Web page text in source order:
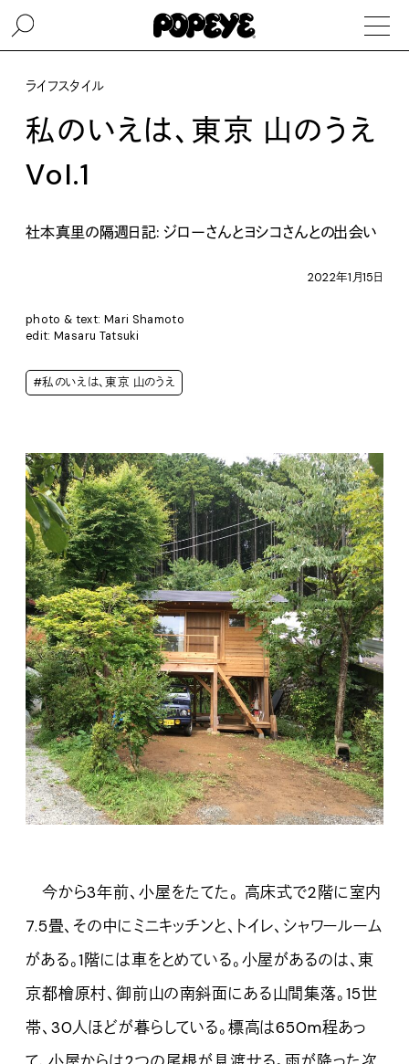
ライフスタイル
私のいえは、東京 山のうえ
Vol.1
社本真里の隔週日記: ジローさんとヨシコさんとの出会い
2022年1月15日
photo & text: Mari Shamoto
edit: Masaru Tatsuki
#私のいえは、東京 山のうえ
今から3年前、小屋をたてた。 高床式で2階に室内
7.5畳、その中にミニキッチンと、トイレ、シャワールーム
がある。1階には車をとめている。小屋があるのは、東
京都檜原村、御前山の南斜面にある山間集落。15世
帯、30人ほどが暮らしている。標高は650m程あっ